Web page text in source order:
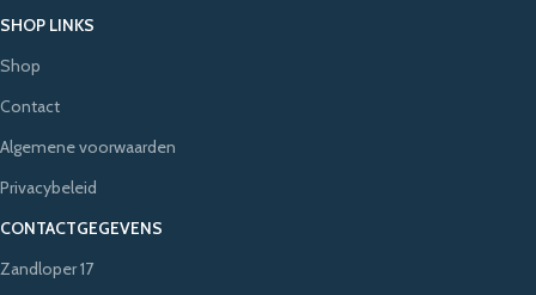
SHOP LINKS
Shop
Contact
Algemene voorwaarden
Privacybeleid
CONTACTGEGEVENS
Zandloper 17